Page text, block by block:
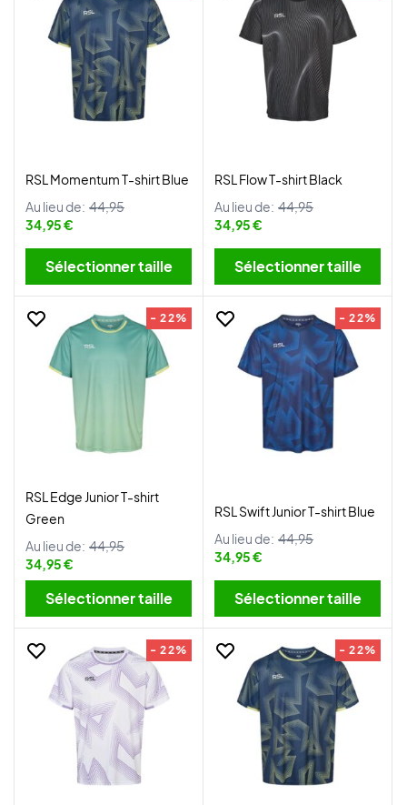
RSL Momentum T-shirt Blue
Au lieu de: 44,95
34,95 €
Sélectionner taille
RSL Flow T-shirt Black
Au lieu de: 44,95
34,95 €
Sélectionner taille
- 22%
RSL Edge Junior T-shirt
Green
Au lieu de: 44,95
34,95 €
Sélectionner taille
- 22%
RSL Swift Junior T-shirt Blue
Au lieu de: 44,95
34,95 €
Sélectionner taille
- 22% - 22%